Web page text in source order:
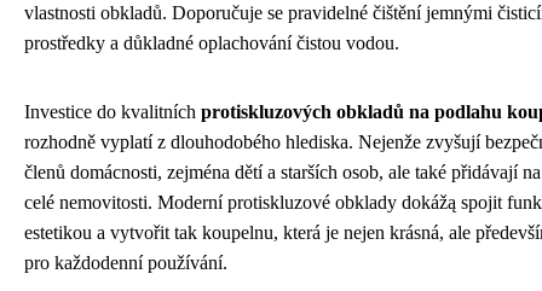
vlastnosti obkladů. Doporučuje se pravidelné čištění jemnými
prostředky a důkladné oplachování čistou vodou.
Investice do kvalitních protiskluzových obkladů na podlahu
rozhodně vyplatí z dlouhodobého hlediska. Nejenže zvyšují
členů domácnosti, zejména dětí a starších osob, ale také přidávají
celé nemovitosti. Moderní protiskluzové obklady dokážą spojit
estetikou a vytvořit tak koupelnu, která je nejen krásná, ale
pro každodenní používání.